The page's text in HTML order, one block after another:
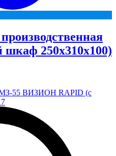
шкаф 250х310х100)